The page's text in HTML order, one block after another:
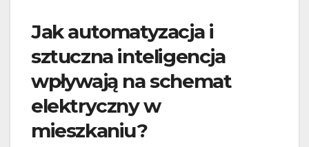
Jak automatyzacja i
sztuczna inteligencja
wpływają na schemat
elektryczny w
mieszkaniu?